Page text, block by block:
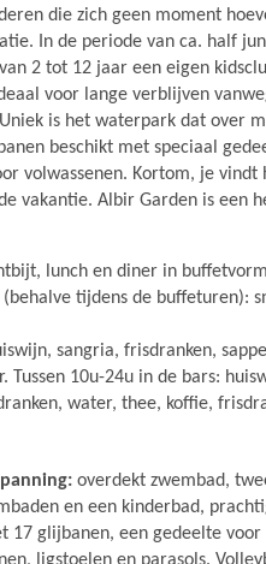
die zich geen moment
In de periode van ca. half
2 tot 12 jaar een eigen
voor lange verblijven
is het waterpark dat over
beschikt met speciaal
volwassenen. Kortom, je
vakantie. Albir Garden is een
lunch en diner in
(behalve tijdens de buffeturen):
sangria, frisdranken,
Tussen 10u-24u in de bars:
water, thee, koffie,
overdekt zwembad,
en een kinderbad,
17 glijbanen, een gedeelte